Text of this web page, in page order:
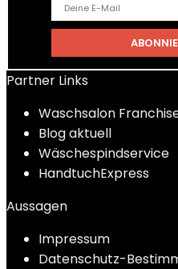
Partner Links
Waschsalon
Blog aktuell
Wäschespindservice
HandtuchExpress
Aussagen
Impressum
Datenschutz-